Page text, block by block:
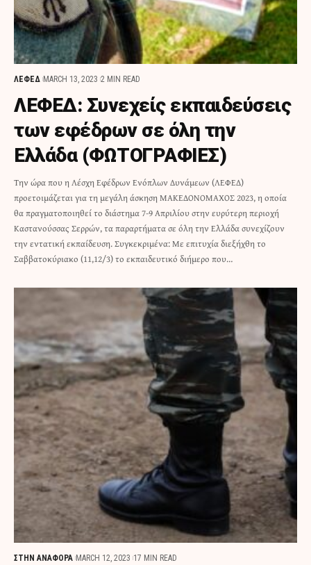
ΛΕΦΕΔ MARCH 13, 2023 2 MIN READ
ΛΕΦΕΔ: Συνεχείς εκπαιδεύσεις
των εφέδρων σε όλη την
Ελλάδα (ΦΩΤΟΓΡΑΦΙΕΣ)
Την ώρα που η Λέσχη Εφέδρων Ενόπλων Δυνάμεων (ΛΕΦΕΔ)
προετοιμάζεται για τη μεγάλη άσκηση ΜΑΚΕΔΟΝΟΜΑΧΟΣ 2023, η οποία
θα πραγματοποιηθεί το διάστημα 7-9 Απριλίου στην ευρύτερη περιοχή
Καστανούσσας Σερρών, τα παραρτήματα σε όλη την Ελλάδα συνεχίζουν
την εντατική εκπαίδευση. Συγκεκριμένα: Με επιτυχία διεξήχθη το
Σαββατοκύριακο (11,12/3) το εκπαιδευτικό διήμερο που…
ΣΤΗΝ ΑΝΑΦΟΡΑ MARCH 12, 2023 17 MIN READ